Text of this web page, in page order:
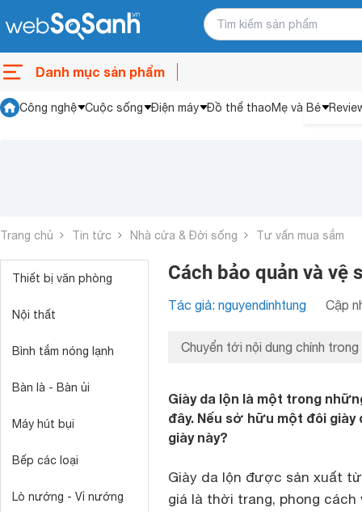
Danh mục sản phẩm
Công nghệ Cuộc sống Điện máy Đồ thể thaoMẹ và Bé
Trang chủ Tin tức Nhà cửa & Đời sống Tư vấn mua sắm
Thiết bị văn phòng
Nội thất
Bình tắm nóng lạnh
Bàn là - Bàn ủi
Máy hút bụi
Bếp các loại
Lò nướng - Vỉ nướng
Cách bảo quản và vệ
Tác giả: nguyendinhtung Cập
Chuyển tới nội dung chính trong
Giày da lộn là một trong
đây. Nếu sở hữu một đôi giày
giày này?
Giày da lộn được sản xuất
giá là thời trang, phong